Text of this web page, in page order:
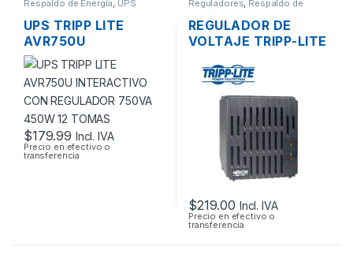
Respaldo de Energía, UPS
UPS TRIPP LITE
AVR750U
INTERACTIVO CON
REGULADOR 750VA
450W 12 TOMAS
$179.99 Incl. IVA
Precio en efectivo o
transferencia
Reguladores, Respaldo de
Energía
REGULADOR DE
VOLTAJE TRIPP-LITE
DE 4 TOMAS
$219.00 Incl. IVA
Precio en efectivo o
transferencia